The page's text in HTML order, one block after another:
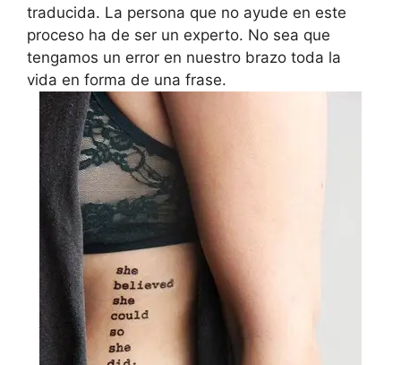
traducida. La persona que no ayude en este
proceso ha de ser un experto. No sea que
tengamos un error en nuestro brazo toda la
vida en forma de una frase.